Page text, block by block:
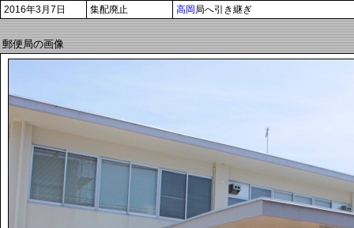
2016年3月7日 集配廃止 高岡 局へ引き継ぎ
郵便局の画像